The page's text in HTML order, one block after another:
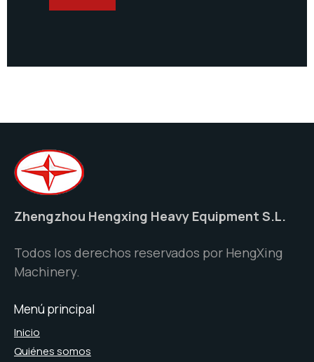
Zhengzhou Hengxing Heavy Equipment S.L.
Todos los derechos reservados por HengXing
Machinery.
Menú principal
Inicio
Quiénes somos